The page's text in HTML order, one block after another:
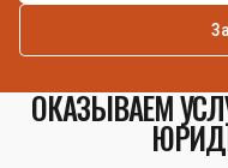
ОКАЗЫВАЕМ